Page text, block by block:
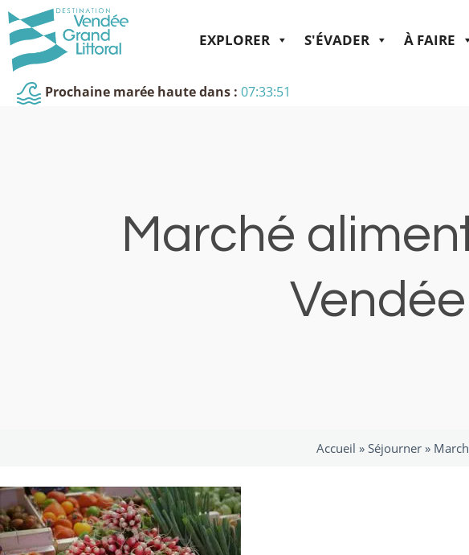
EXPLORER S'ÉVADER À FAIRE
Prochaine marée haute dans : 07:33:50
Marché
Accueil » Séjourner »